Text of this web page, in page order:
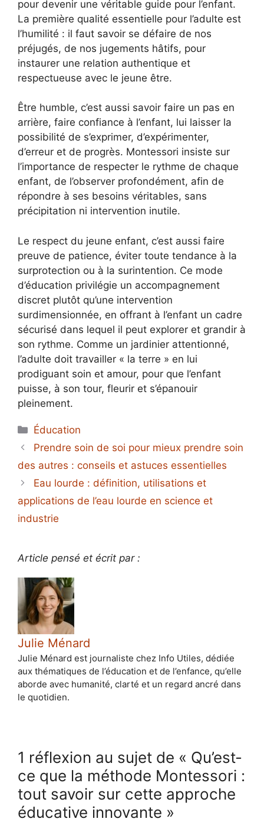
pour devenir une véritable guide pour l’enfant.
La première qualité essentielle pour l’adulte est
l’humilité : il faut savoir se défaire de nos
préjugés, de nos jugements hâtifs, pour
instaurer une relation authentique et
respectueuse avec le jeune être.
Être humble, c’est aussi savoir faire un pas en
arrière, faire confiance à l’enfant, lui laisser la
possibilité de s’exprimer, d’expérimenter,
d’erreur et de progrès. Montessori insiste sur
l’importance de respecter le rythme de chaque
enfant, de l’observer profondément, afin de
répondre à ses besoins véritables, sans
précipitation ni intervention inutile.
Le respect du jeune enfant, c’est aussi faire
preuve de patience, éviter toute tendance à la
surprotection ou à la surintention. Ce mode
d’éducation privilégie un accompagnement
discret plutôt qu’une intervention
surdimensionnée, en offrant à l’enfant un cadre
sécurisé dans lequel il peut explorer et grandir à
son rythme. Comme un jardinier attentionné,
l’adulte doit travailler « la terre » en lui
prodiguant soin et amour, pour que l’enfant
puisse, à son tour, fleurir et s’épanouir
pleinement.
Catégories
Éducation
Prendre soin de soi pour mieux prendre soin
des autres : conseils et astuces essentielles
Eau lourde : définition, utilisations et
applications de l’eau lourde en science et
industrie
Article pensé et écrit par :
Julie Ménard
Julie Ménard est journaliste chez Info Utiles, dédiée
aux thématiques de l’éducation et de l’enfance, qu’elle
aborde avec humanité, clarté et un regard ancré dans
le quotidien.
1 réflexion au sujet de « Qu’est-
ce que la méthode Montessori :
tout savoir sur cette approche
éducative innovante »